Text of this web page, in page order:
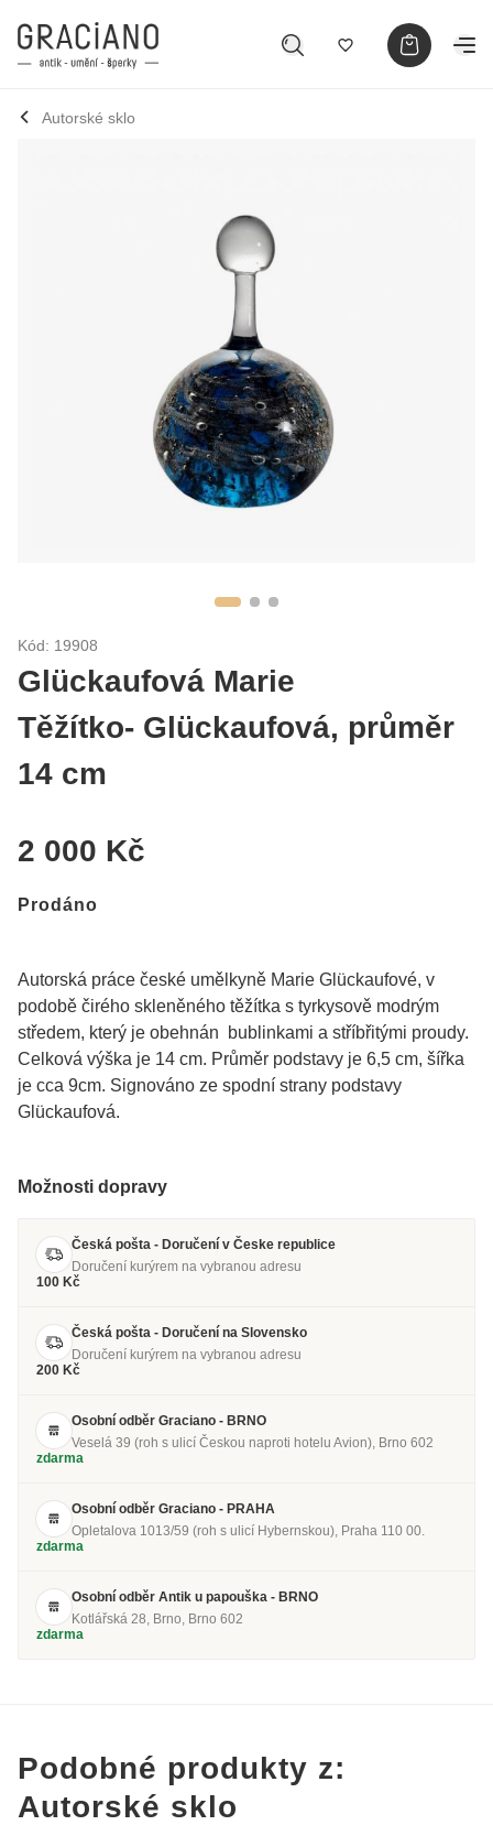
Autorské sklo
Kód: 19908
Glückaufová Marie
Těžítko- Glückaufová, průměr
14 cm
2 000 Kč
Prodáno
Autorská práce české umělkyně Marie Glückaufové, v
podobě čirého skleněného těžítka s tyrkysově modrým
středem, který je obehnán bublinkami a stříbřitými proudy.
Celková výška je 14 cm. Průměr podstavy je 6,5 cm, šířka
je cca 9cm. Signováno ze spodní strany podstavy
Glückaufová.
Možnosti dopravy
Česká pošta - Doručení v Česke republice
Doručení kurýrem na vybranou adresu
100 Kč
Česká pošta - Doručení na Slovensko
Doručení kurýrem na vybranou adresu
200 Kč
Osobní odběr Graciano - BRNO
Veselá 39 (roh s ulicí Českou naproti hotelu Avion), Brno 602
zdarma
Osobní odběr Graciano - PRAHA
Opletalova 1013/59 (roh s ulicí Hybernskou), Praha 110 00.
zdarma
Osobní odběr Antik u papouška - BRNO
Kotlářská 28, Brno, Brno 602
zdarma
Podobné produkty z:
Autorské sklo